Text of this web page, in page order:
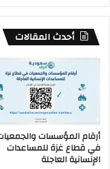
أحدث المقالات
أرقام المؤسسات
في قطاع غزة للمساعدات
الإنسانية العاجلة